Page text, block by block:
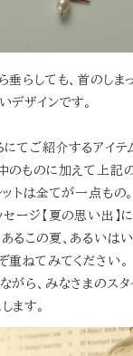
垂らしても、首のしま
デザインです。
にてご紹介するアイテ
のものに加えて上記の
トは全てが一点もの。
ージ【夏の思い出】
るこの夏、あるいは
重ねてみてください。
がら、みなさまのス
ます。